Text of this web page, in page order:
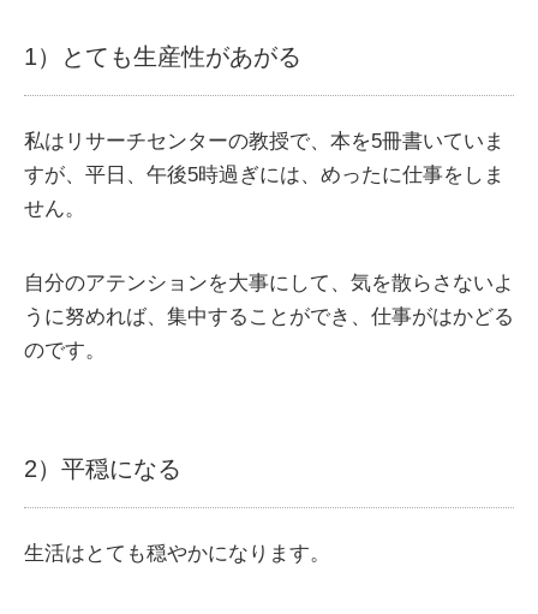
1）とても生産性があがる
私はリサーチセンターの教授で、本を5冊書いていま
すが、平日、午後5時過ぎには、めったに仕事をしま
せん。
自分のアテンションを大事にして、気を散らさないよ
うに努めれば、集中することができ、仕事がはかどる
のです。
2）平穏になる
生活はとても穏やかになります。